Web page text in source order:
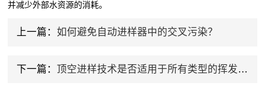
并减少外部水资源的消耗。
上一篇： 如何避免自动进样器中的交叉污染？
下一篇： 顶空进样技术是否适用于所有类型的挥发性物质？